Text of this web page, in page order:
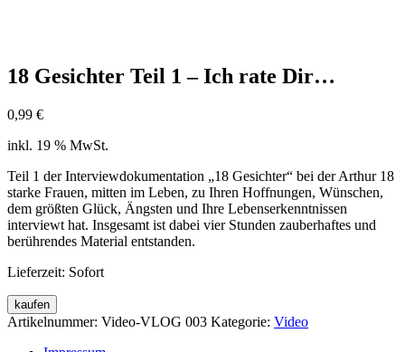
18 Gesichter Teil 1 – Ich rate Dir…
0,99 €
inkl. 19 % MwSt.
Teil 1 der Interviewdokumentation „18 Gesichter“ bei der Arthur 18
starke Frauen, mitten im Leben, zu Ihren Hoffnungen, Wünschen,
dem größten Glück, Ängsten und Ihre Lebenserkenntnissen
interviewt hat. Insgesamt ist dabei vier Stunden zauberhaftes und
berührendes Material entstanden.
Lieferzeit: Sofort
kaufen
Artikelnummer: Video-VLOG 003 Kategorie: Video